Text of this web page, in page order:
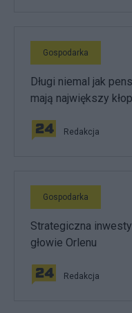
Gospodarka
Długi niemal jak
mają największy
Redakcja
Gospodarka
Strategiczna
głowie Orlenu
Redakcja